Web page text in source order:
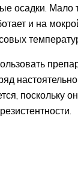
осадки. Мало
и на
поскольку